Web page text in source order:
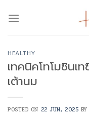
HEALTHY
เทคนิคโทโมซินเ
เต้านม
POSTED ON 22 JUN, 2025 BY